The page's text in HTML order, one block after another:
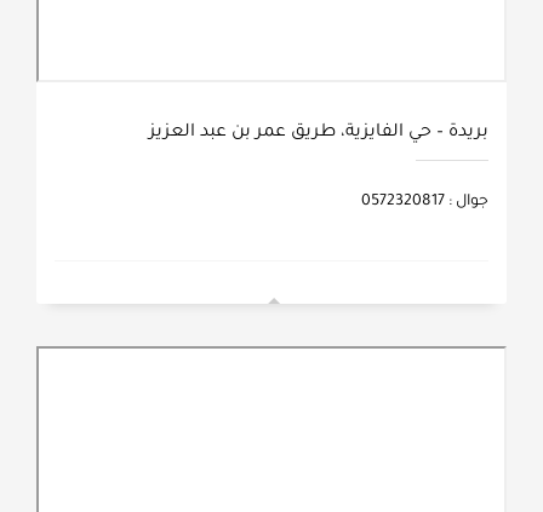
بريدة – حي الفايزية، طريق عمر بن عبد العزيز
جوال : 0572320817